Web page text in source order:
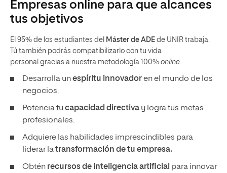
Empresas online para que alcances
tus objetivos
El 95% de los estudiantes del Máster de ADE de UNIR trabaja.
Tú también podrás compatibilizarlo con tu vida
personal gracias a nuestra metodología 100% online.
Desarrolla unespíritu innovadoren el mundo de los
negocios.
Potencia tu capacidad directiva y logra tus metas
profesionales.
Adquiere las habilidades imprescindibles para
liderar latransformación de tu empresa.
Obtén recursos de inteligencia artificial para innovar